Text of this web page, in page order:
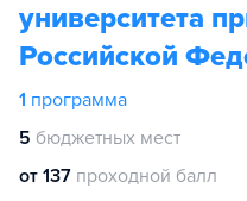
университета
Российской
1 программа
5 бюджетных мест
от 137 проходной балл